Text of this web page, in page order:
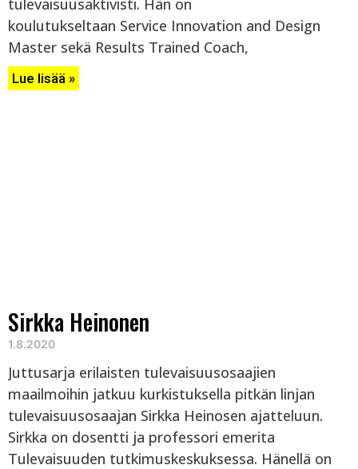
koulutukseltaan Service Innovation and Design
Master sekä Results Trained Coach,
Lue lisää »
Sirkka Heinonen
1.8.2020
Juttusarja erilaisten tulevaisuusosaajien
maailmoihin jatkuu kurkistuksella pitkän linjan
tulevaisuusosaajan Sirkka Heinosen ajatteluun.
Sirkka on dosentti ja professori emerita
Tulevaisuuden tutkimuskeskuksessa. Hänellä on